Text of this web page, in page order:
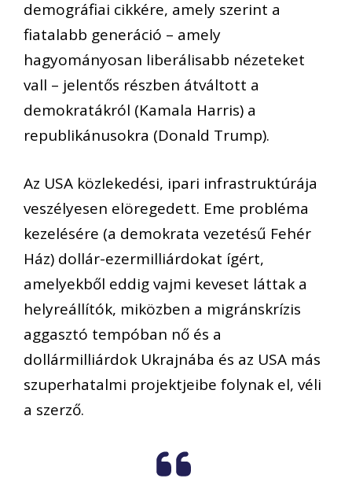
demográfiai cikkére, amely szerint a
fiatalabb generáció – amely
hagyományosan liberálisabb nézeteket
vall – jelentős részben átváltott a
demokratákról (Kamala Harris) a
republikánusokra (Donald Trump).
Az USA közlekedési, ipari infrastruktúrája
veszélyesen elöregedett. Eme probléma
kezelésére (a demokrata vezetésű Fehér
Ház) dollár-ezermilliárdokat ígért,
amelyekből eddig vajmi keveset láttak a
helyreállítók, miközben a migránskrízis
aggasztó tempóban nő és a
dollármilliárdok Ukrajnába és az USA más
szuperhatalmi projektjeibe folynak el, véli
a szerző.